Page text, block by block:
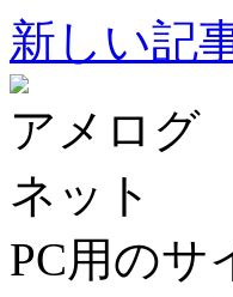
新しい記
アメログ
ネット
PC用のサ